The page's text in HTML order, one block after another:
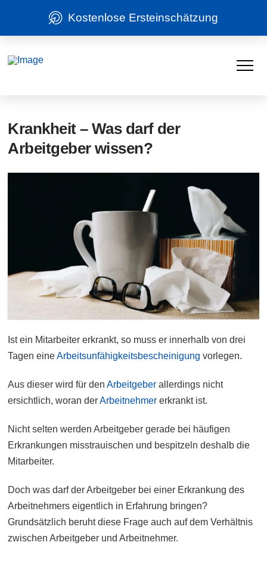
Kostenlose Ersteinschätzung
Krankheit – Was darf der
Arbeitgeber wissen?
Ist ein Mitarbeiter erkrankt, so muss er innerhalb von drei
Tagen eineArbeitsunfähigkeitsbescheinigung vorlegen.
Aus dieser wird für denArbeitgeber allerdings nicht
ersichtlich, woran derArbeitnehmer erkrankt ist.
Nicht selten werden Arbeitgeber gerade bei häufigen
Erkrankungen misstrauischen und bespitzeln deshalb die
Mitarbeiter.
Doch was darf der Arbeitgeber bei einer Erkrankung des
Arbeitnehmers eigentlich in Erfahrung bringen?
Grundsätzlich beruht diese Frage auch auf dem Verhältnis
zwischen Arbeitgeber und Arbeitnehmer.